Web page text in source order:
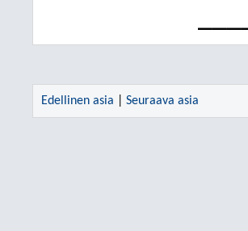
Edellinen asia Seuraava asia